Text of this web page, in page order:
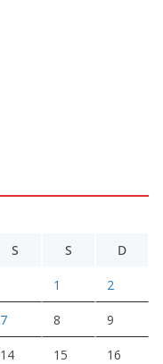
S S D
1 2
7 8 9
14 15 16